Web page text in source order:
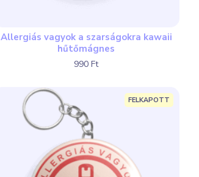
Allergiás vagyok a szarságokra kawaii
hűtőmágnes
990 Ft
FELKAPOTT